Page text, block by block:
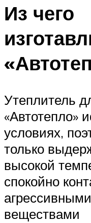
Из чего
Утеплитель
«Автотепло»
условиях,
только
высокой
спокойно
веществами